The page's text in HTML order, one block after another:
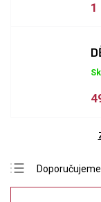
1
Doporučujeme
Nejlevnější